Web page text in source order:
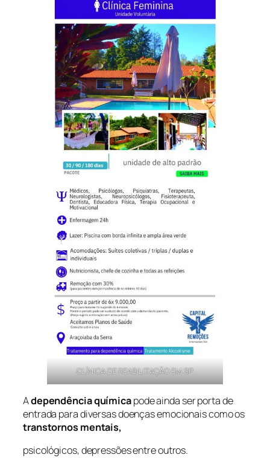
CLÍNICA DE REABILITAÇÃO EM SP
Adependência químicapode ainda ser porta de
entrada para diversas doenças emocionais como os
transtornos mentais,
psicológicos, depressões entre outros.